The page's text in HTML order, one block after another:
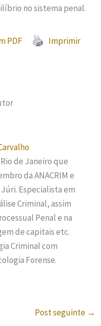
no sistema penal.
PDF Imprimir
de Janeiro que
da ANACRIM e
Especialista em
Criminal, assim
Penal e na
de capitais etc.
Criminal com
Forense.
Post seguinte →